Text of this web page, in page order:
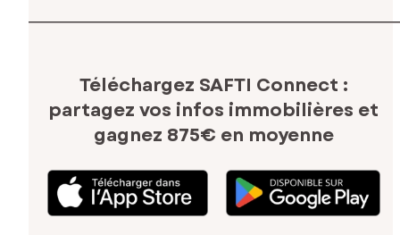
Téléchargez SAFTI Connect :
partagez vos infos immobilières et
gagnez 875€ en moyenne